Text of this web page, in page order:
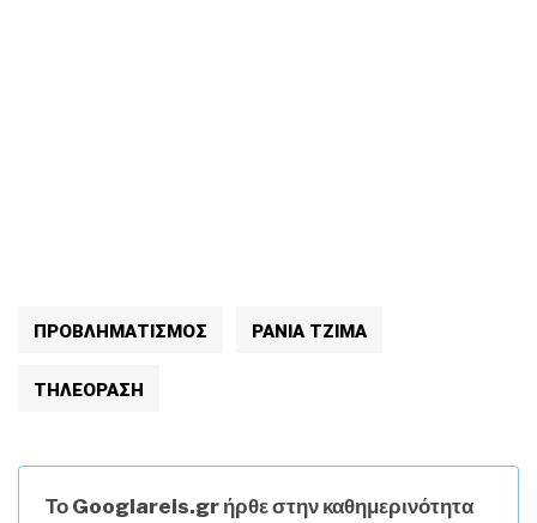
ΠΡΟΒΛΗΜΑΤΙΣΜΟΣ ΡΑΝΙΑ ΤΖΙΜΑ
ΤΗΛΕΟΡΑΣΗ
Το Googlareis.gr ήρθε στην καθημερινότητα